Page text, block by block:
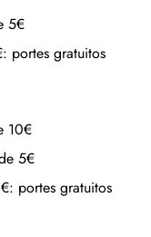
5€
portes gratuitos
10€
5€
portes gratuitos